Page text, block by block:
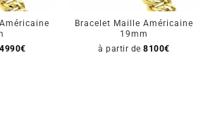
4990€
Bracelet Maille Américaine
19mm
à partir de8100€